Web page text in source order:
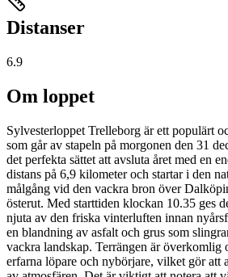
Distanser
6.9
Om loppet
Sylvesterloppet Trelleborg är ett populärt
som går av stapeln på morgonen den 31
det perfekta sättet att avsluta året med en
distans på 6,9 kilometer och startar i den
målgång vid den vackra bron över
österut. Med starttiden klockan 10.35 ges
njuta av den friska vinterluften innan
en blandning av asfalt och grus som
vackra landskap. Terrängen är överkomlig
erfarna löpare och nybörjare, vilket gör att